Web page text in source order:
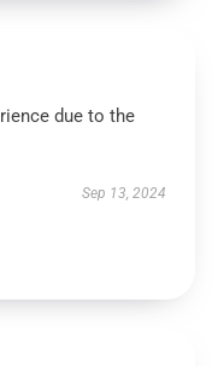
due to the
Sep 13, 2024